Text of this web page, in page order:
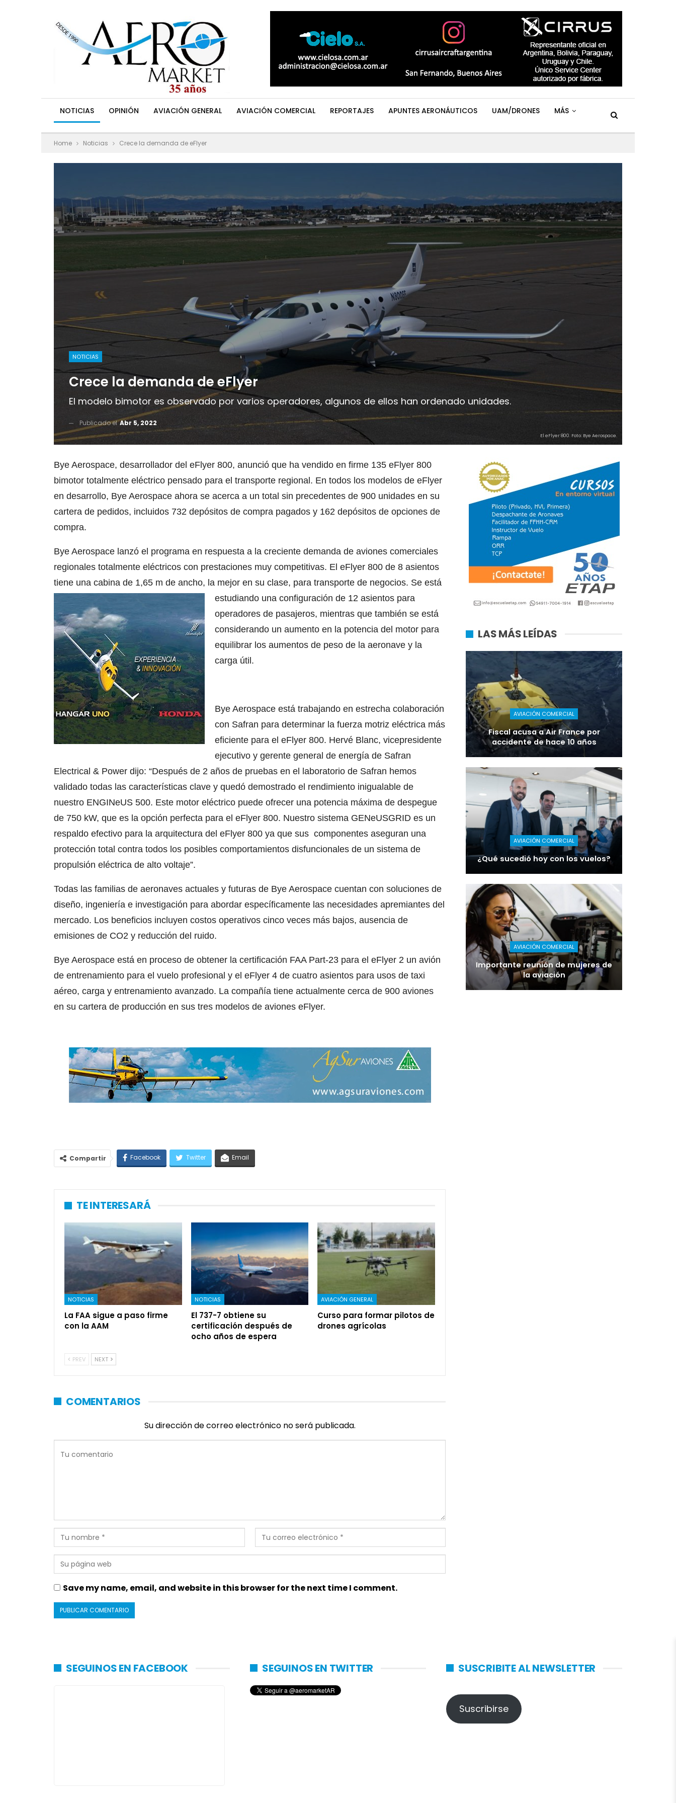
NOTICIAS OPINIÓN AVIACIÓN GENERAL AVIACIÓN COMERCIAL REPORTAJES APUNTES AERONÁUTICOS UAM/DRONES MÁS
Home Noticias Crece la demanda de eFlyer
NOTICIAS
Crece la demanda de eFlyer
El modelo bimotor es observado por varios operadores, algunos de ellos han ordenado unidades.
Publicado elAbr 5, 2022
El eFlyer 800. Foto: Bye Aerospace.
Bye Aerospace, desarrollador del eFlyer 800, anunció que ha vendido en firme 135 eFlyer 800
bimotor totalmente eléctrico pensado para el transporte regional. En todos los modelos de eFlyer
en desarrollo, Bye Aerospace ahora se acerca a un total sin precedentes de 900 unidades en su
cartera de pedidos, incluidos 732 depósitos de compra pagados y 162 depósitos de opciones de
compra.
Bye Aerospace lanzó el programa en respuesta a la creciente demanda de aviones comerciales
regionales totalmente eléctricos con prestaciones muy competitivas. El eFlyer 800 de 8 asientos
tiene una cabina de 1,65 m de ancho, la mejor en su clase, para transporte de negocios. Se está
estudiando una configuración de 12 asientos para
operadores de pasajeros, mientras que también se está
considerando un aumento en la potencia del motor para
equilibrar los aumentos de peso de la aeronave y la
carga útil.
Bye Aerospace está trabajando en estrecha colaboración
con Safran para determinar la fuerza motriz eléctrica más
eficiente para el eFlyer 800. Hervé Blanc, vicepresidente
ejecutivo y gerente general de energía de Safran
Electrical & Power dijo: “Después de 2 años de pruebas en el laboratorio de Safran hemos
validado todas las características clave y quedó demostrado el rendimiento inigualable de
nuestro ENGINeUS 500. Este motor eléctrico puede ofrecer una potencia máxima de despegue
de 750 kW, que es la opción perfecta para el eFlyer 800. Nuestro sistema GENeUSGRID es un
respaldo efectivo para la arquitectura del eFlyer 800 ya que sus componentes aseguran una
protección total contra todos los posibles comportamientos disfuncionales de un sistema de
propulsión eléctrica de alto voltaje”.
Todas las familias de aeronaves actuales y futuras de Bye Aerospace cuentan con soluciones de
diseño, ingeniería e investigación para abordar específicamente las necesidades apremiantes del
mercado. Los beneficios incluyen costos operativos cinco veces más bajos, ausencia de
emisiones de CO2 y reducción del ruido.
Bye Aerospace está en proceso de obtener la certificación FAA Part-23 para el eFlyer 2 un avión
de entrenamiento para el vuelo profesional y el eFlyer 4 de cuatro asientos para usos de taxi
aéreo, carga y entrenamiento avanzado. La compañía tiene actualmente cerca de 900 aviones
en su cartera de producción en sus tres modelos de aviones eFlyer.
Compartir Facebook Twitter Email
TE INTERESARÁ
NOTICIAS
La FAA sigue a paso firme
con la AAM
NOTICIAS
El 737-7 obtiene su
certificación después de
ocho años de espera
AVIACIÓN GENERAL
Curso para formar pilotos de
drones agrícolas
PREV NEXT
COMENTARIOS
Su dirección de correo electrónico no será publicada.
Save my name, email, and website in this browser for the next time I comment.
LAS MÁS LEÍDAS
AVIACIÓN COMERCIAL
Fiscal acusa a Air France por
accidente de hace 10 años
AVIACIÓN COMERCIAL
¿Qué sucedió hoy con los vuelos?
AVIACIÓN COMERCIAL
Importante reunión de mujeres de
la aviación
SEGUINOS EN FACEBOOK SEGUINOS EN TWITTER SUSCRIBITE AL NEWSLETTER
Suscribirse